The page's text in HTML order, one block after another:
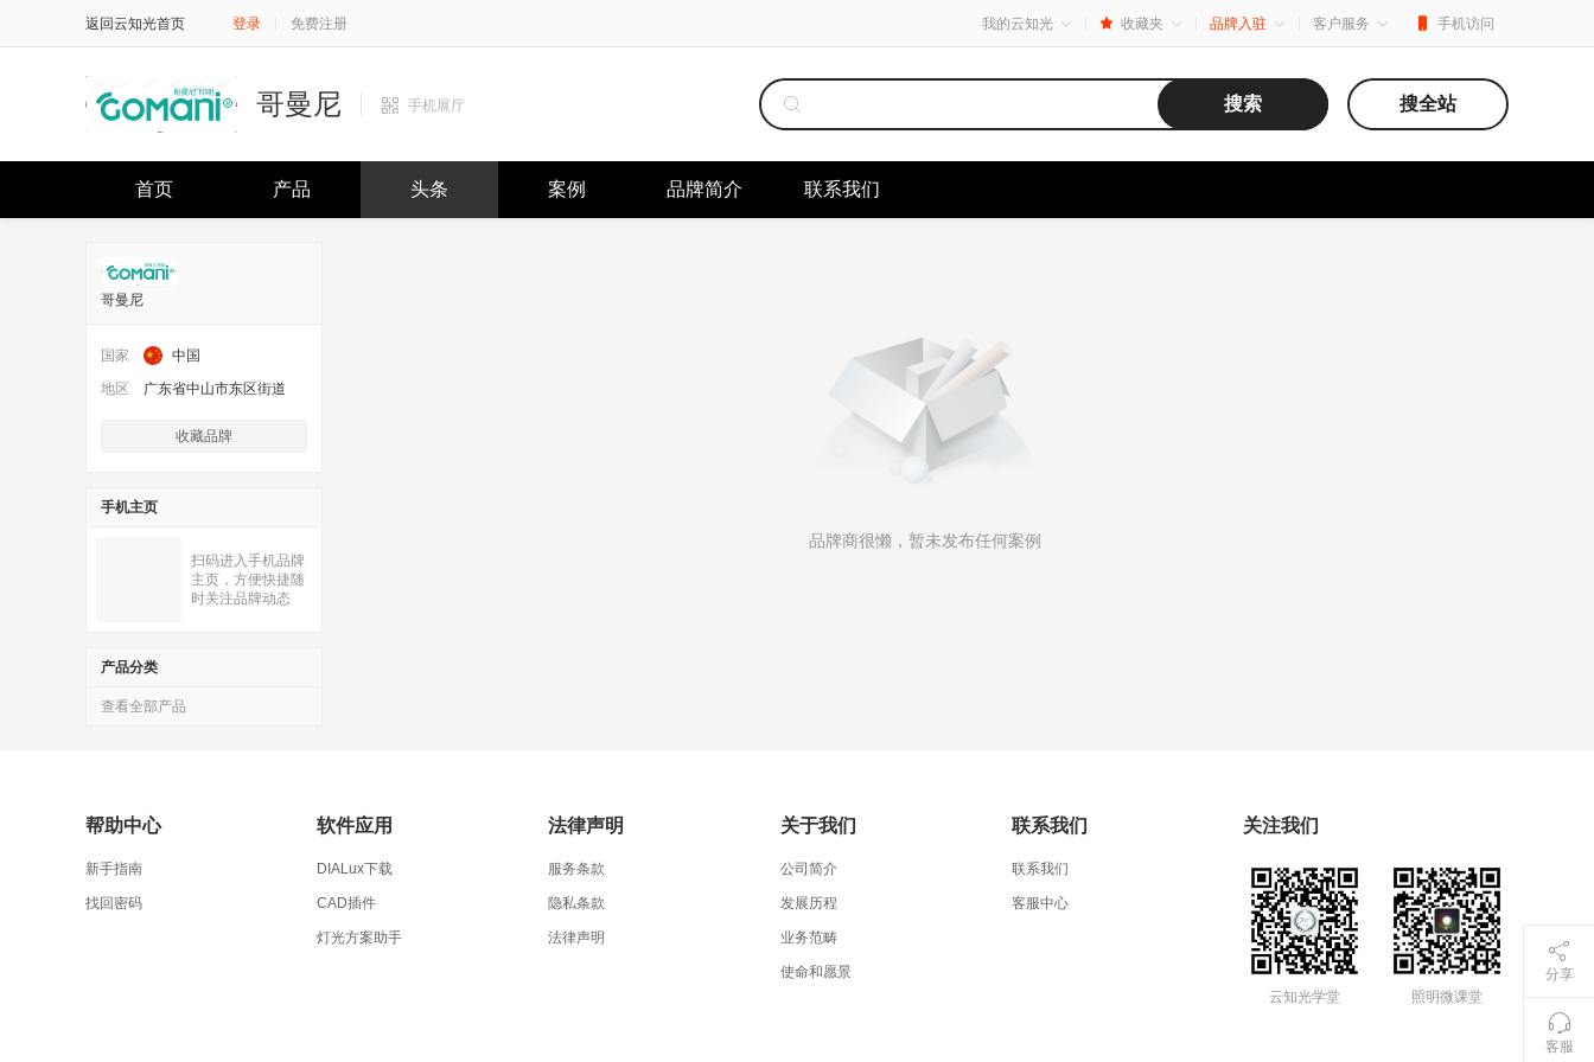
返回云知光首页 登录 免费注册 我的云知光 收藏夹 品牌入驻 客户服务 手机访问
哥曼尼 手机展厅 搜索 搜全站
首页 产品 头条 案例 品牌简介 联系我们
哥曼尼
国家
中国
地区
广东省中山市东区街道
收藏品牌
手机主页
扫码进入手机品牌
主页，方便快捷随
时关注品牌动态
产品分类
查看全部产品
品牌商很懒，暂未发布任何案例
分享
客服
帮助中心
新手指南
找回密码
软件应用
DIALux下载
CAD插件
灯光方案助手
法律声明
服务条款
隐私条款
法律声明
关于我们
公司简介
发展历程
业务范畴
使命和愿景
联系我们
联系我们
客服中心
关注我们
云知光学堂 照明微课堂